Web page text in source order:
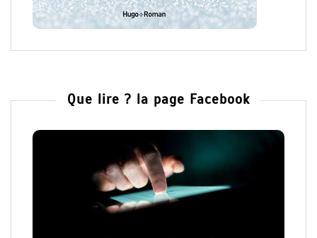
Que lire ? la page Facebook